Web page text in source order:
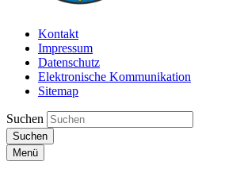
Kontakt
Impressum
Datenschutz
Elektronische Kommunikation
Sitemap
Suchen
Suchen
Menü